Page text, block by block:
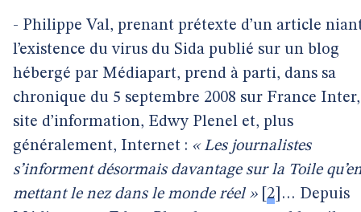
- Philippe Val, prenant prétexte d’un article
l’existence du virus du Sida publié sur un blog
hébergé par Médiapart, prend à parti, dans sa
chronique du 5 septembre 2008 sur France
site d’information, Edwy Plenel et, plus
généralement, Internet : « Les journalistes
s’informent désormais davantage sur la Toile
mettant le nez dans le monde réel »[ 2 … Depuis